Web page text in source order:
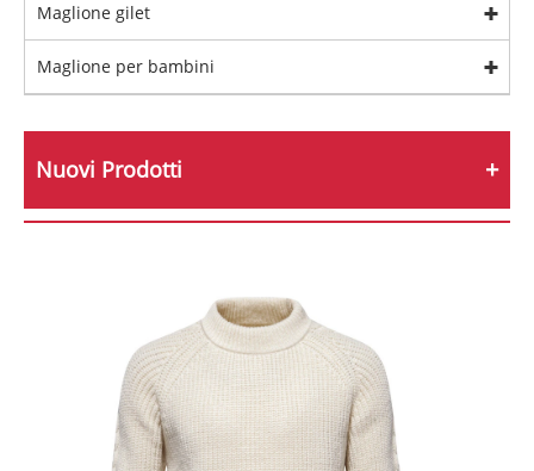
Maglione gilet
Maglione per bambini
Nuovi Prodotti